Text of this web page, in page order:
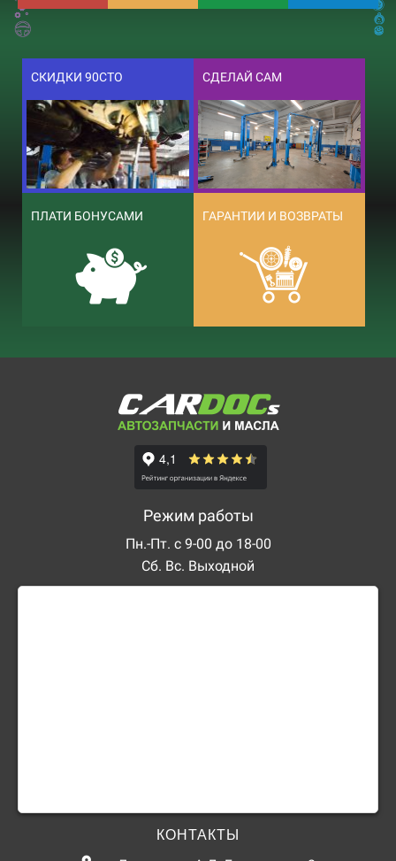
СКИДКИ 90СТО СДЕЛАЙ САМ
ПЛАТИ БОНУСАМИ ГАРАНТИИ И ВОЗВРАТЫ
Режим работы
Пн.-Пт. с 9-00 до 18-00
Сб. Вс. Выходной
КОНТАКТЫ